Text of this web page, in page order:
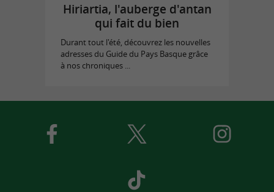
Hiriartia, l'auberge d'antan
qui fait du bien
Durant tout l'été, découvrez les nouvelles
adresses du Guide du Pays Basque grâce
à nos chroniques ...